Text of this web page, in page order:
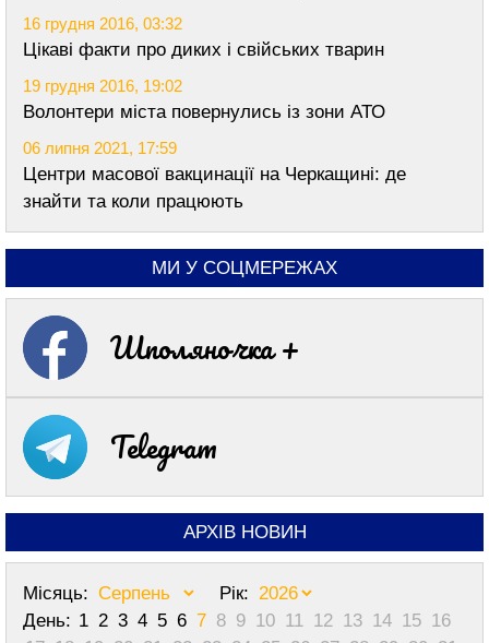
16 грудня 2016, 03:32
Цікаві факти про диких і свійських тварин
19 грудня 2016, 19:02
Волонтери міста повернулись із зони АТО
06 липня 2021, 17:59
Центри масової вакцинації на Черкащині: де
знайти та коли працюють
МИ У СОЦМЕРЕЖАХ
Шполяночка +
Telegram
АРХІВ НОВИН
Місяць:
Рік:
День: 1 2 3 4 5 6 7 8 9 10 11 12 13 14 15 16